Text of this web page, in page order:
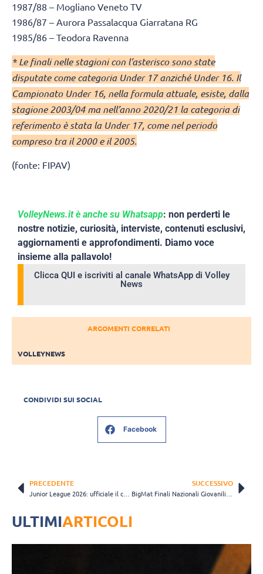
1987/88 – Mogliano Veneto TV
1986/87 – Aurora Passalacqua Giarratana RG
1985/86 – Teodora Ravenna
* Le finali nelle stagioni con l’asterisco sono state
disputate come categoria Under 17 anziché Under 16. Il
Campionato Under 16, nella formula attuale, esiste, dalla
stagione 2003/04 ma nell’anno 2020/21 la categoria di
referimento è stata la Under 17, come nel periodo
compreso tra il 2000 e il 2005.
(fonte: FIPAV)
VolleyNews.it è anche su Whatsapp: non perderti le
nostre notizie, curiosità, interviste, contenuti esclusivi,
aggiornamenti e approfondimenti. Diamo voce
insieme alla pallavolo!
Clicca QUI e iscriviti al canale WhatsApp di Volley
News
ARGOMENTI CORRELATI
VOLLEYNEWS
CONDIVIDI SUI SOCIAL
Facebook
PRECEDENTE SUCCESSIVO
ULTIMIARTICOLI